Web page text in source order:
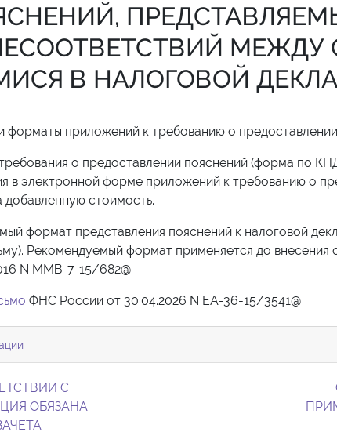
МЕЖДУ
В НАЛОГОВОЙ
приложений к требованию о
о предоставлении пояснений (форма по
в электронной форме приложений к требованию о
добавленную стоимость.
формат представления пояснений к налоговой
Рекомендуемый формат применяется до внесения
N ММВ-7-15/682@.
ФНС России от 30.04.2026 N ЕА-36-15/3541@
С
ОБЯЗАНА